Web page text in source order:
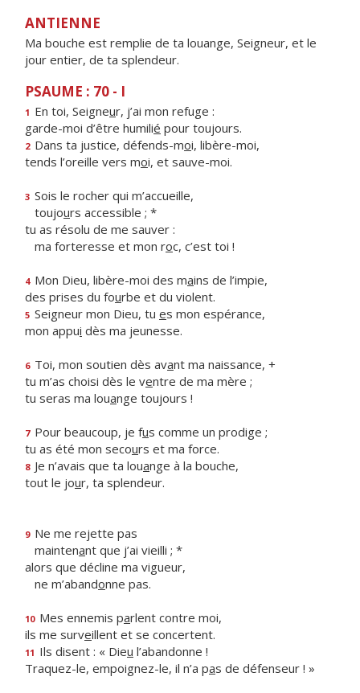
ANTIENNE
Ma bouche est remplie de ta louange, Seigneur, et le
jour entier, de ta splendeur.
PSAUME : 70 - I
1 En toi, Seigneur, j’ai mon refuge :
garde-moi d’être humilié pour toujours.
2 Dans ta justice, défends-moi, libère-moi,
tends l’oreille vers moi, et sauve-moi.
3 Sois le rocher qui m’accueille,
toujours accessible ; *
tu as résolu de me sauver :
ma forteresse et mon roc, c’est toi !
4 Mon Dieu, libère-moi des mains de l’impie,
des prises du fourbe et du violent.
5 Seigneur mon Dieu, tu es mon espérance,
mon appui dès ma jeunesse.
6 Toi, mon soutien dès avant ma naissance, +
tu m’as choisi dès le ventre de ma mère ;
tu seras ma louange toujours !
7 Pour beaucoup, je fus comme un prodige ;
tu as été mon secours et ma force.
8 Je n’avais que ta louange à la bouche,
tout le jour, ta splendeur.
9 Ne me rejette pas
maintenant que j’ai vieilli ; *
alors que décline ma vigueur,
ne m’abandonne pas.
10 Mes ennemis parlent contre moi,
ils me surveillent et se concertent.
11 Ils disent : « Dieu l’abandonne !
Traquez-le, empoignez-le, il n’a pas de défenseur ! »